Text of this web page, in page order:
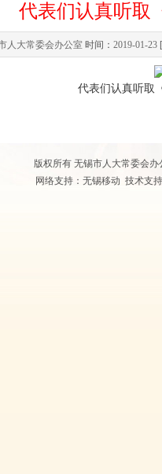
代表们认真听取
人大常委会办公室 时间： 2019-01-23[
代表们认真听取
版权所有 无锡市人大常委会办
网络支持：无锡移动 技术支